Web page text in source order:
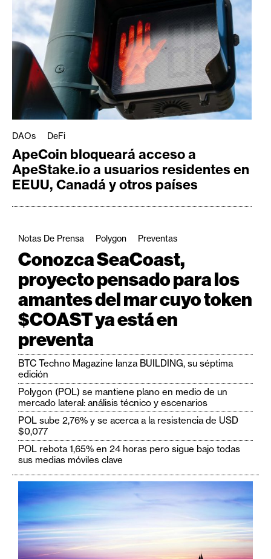
DAOs DeFi
ApeCoin bloqueará acceso a
ApeStake.io a usuarios residentes en
EEUU, Canadá y otros países
Notas De Prensa Polygon Preventas
Conozca SeaCoast,
proyecto pensado para los
amantes del mar cuyo token
$COAST ya está en
preventa
BTC Techno Magazine lanza BUILDING, su séptima
edición
Polygon (POL) se mantiene plano en medio de un
mercado lateral: análisis técnico y escenarios
POL sube 2,76% y se acerca a la resistencia de USD
$0,077
POL rebota 1,65% en 24 horas pero sigue bajo todas
sus medias móviles clave